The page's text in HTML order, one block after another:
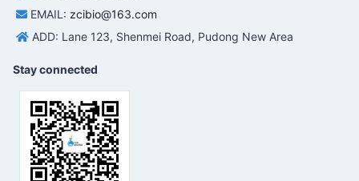
EMAIL: zcibio@163.com
ADD: Lane 123, Shenmei Road, Pudong New Area
Stay connected